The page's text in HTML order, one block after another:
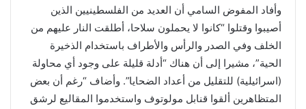
وأفاد المفوض السامي أن العديد من الفلسطينيين الذين
أصيبوا وقتلوا “كانوا لا يحملون سلاحا، أطلقت النار عليهم من
الخلف وفي الصدر والرأس والأطراف باستخدام الذخيرة
الحية”، مشيرا إلى أن هناك “أدلة قليلة على وجود أي محاولة
(اسرائيلية) للتقليل من أعداد الضحايا”. وأضاف “رغم أن بعض
المتظاهرين ألقوا قنابل مولوتوف واستخدموا المقاليع لرشق